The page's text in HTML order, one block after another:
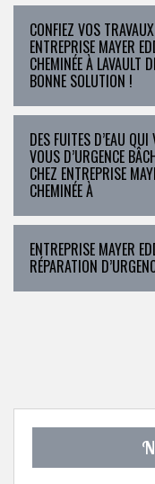
CONFIEZ VOS
ENTREPRISE MAYER
CHEMINÉE À LAVAULT
BONNE SOLUTION !
DES FUITES D’EAU
VOUS D’URGENCE
CHEZ ENTREPRISE
CHEMINÉE À
ENTREPRISE MAYER
RÉPARATION